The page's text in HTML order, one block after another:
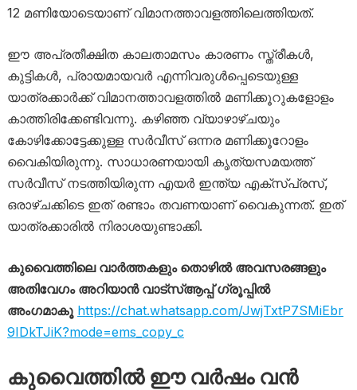
12 മണിയോടെയാണ് വിമാനത്താവളത്തിലെത്തിയത്.
ഈ അപ്രതീക്ഷിത കാലതാമസം കാരണം സ്ത്രീകൾ,
കുട്ടികൾ, പ്രായമായവർ എന്നിവരുൾപ്പെടെയുള്ള
യാത്രക്കാർക്ക് വിമാനത്താവളത്തിൽ മണിക്കൂറുകളോളം
കാത്തിരിക്കേണ്ടിവന്നു. കഴിഞ്ഞ വ്യാഴാഴ്ചയും
കോഴിക്കോട്ടേക്കുള്ള സർവീസ് ഒന്നര മണിക്കൂറോളം
വൈകിയിരുന്നു. സാധാരണയായി കൃത്യസമയത്ത്
സർവീസ് നടത്തിയിരുന്ന എയർ ഇന്ത്യ എക്സ്പ്രസ്,
ഒരാഴ്ചക്കിടെ ഇത് രണ്ടാം തവണയാണ് വൈകുന്നത്. ഇത്
യാത്രക്കാരിൽ നിരാശയുണ്ടാക്കി.
കുവൈത്തിലെ വാർത്തകളും തൊഴിൽ അവസരങ്ങളും
അതിവേഗം അറിയാൻ വാട്സ്ആപ്പ് ഗ്രൂപ്പിൽ
അംഗമാകൂ https://chat.whatsapp.com/JwjTxtP7SMiEbr
9IDkTJiK?mode=ems_copy_c
കുവൈത്തിൽ ഈ വർഷം വൻ